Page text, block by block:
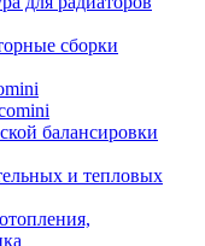
сборки
балансировки
и тепловых